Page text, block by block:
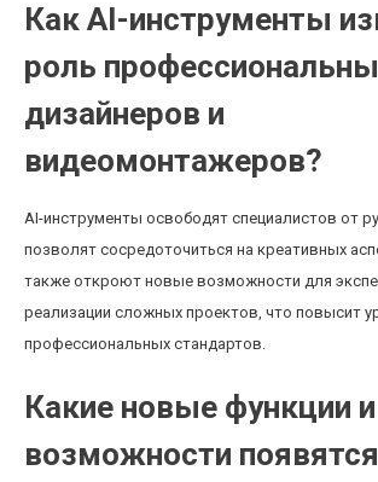
Как AI-инструменты
роль
дизайнеров и
видеомонтажеров?
AI-инструменты освободят специалистов от
позволят сосредоточиться на креативных
также откроют новые возможности для
реализации сложных проектов, что повысит
профессиональных стандартов.
Какие новые функции и
возможности